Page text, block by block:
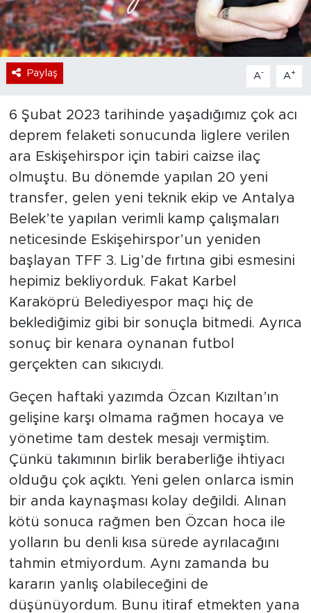
Paylaş A- A+
6 Şubat 2023 tarihinde yaşadığımız çok acı
deprem felaketi sonucunda liglere verilen
ara Eskişehirspor için tabiri caizse ilaç
olmuştu. Bu dönemde yapılan 20 yeni
transfer, gelen yeni teknik ekip ve Antalya
Belek’te yapılan verimli kamp çalışmaları
neticesinde Eskişehirspor’un yeniden
başlayan TFF 3. Lig’de fırtına gibi esmesini
hepimiz bekliyorduk. Fakat Karbel
Karaköprü Belediyespor maçı hiç de
beklediğimiz gibi bir sonuçla bitmedi. Ayrıca
sonuç bir kenara oynanan futbol
gerçekten can sıkıcıydı.
Geçen haftaki yazımda Özcan Kızıltan’ın
gelişine karşı olmama rağmen hocaya ve
yönetime tam destek mesajı vermiştim.
Çünkü takımının birlik beraberliğe ihtiyacı
olduğu çok açıktı. Yeni gelen onlarca ismin
bir anda kaynaşması kolay değildi. Alınan
kötü sonuca rağmen ben Özcan hoca ile
yolların bu denli kısa sürede ayrılacağını
tahmin etmiyordum. Aynı zamanda bu
kararın yanlış olabileceğini de
düşünüyordum. Bunu itiraf etmekten yana
Dünya
Sektör